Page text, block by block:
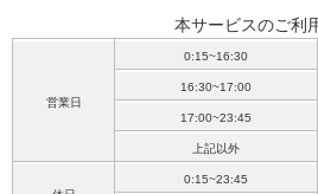
本サービスのご利
営業日
0:15~16:30
16:30~17:00
17:00~23:45
上記以外
0:15~23:45